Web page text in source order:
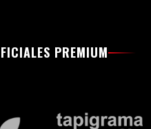
PREMIUM